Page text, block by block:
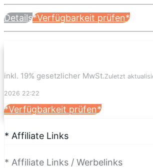
Details*Verfügbarkeit prüfen*
inkl. 19% gesetzlicher MwSt.Zuletzt
2026 22:22
*Verfügbarkeit prüfen*
* Affiliate Links
* Affiliate Links / Werbelinks